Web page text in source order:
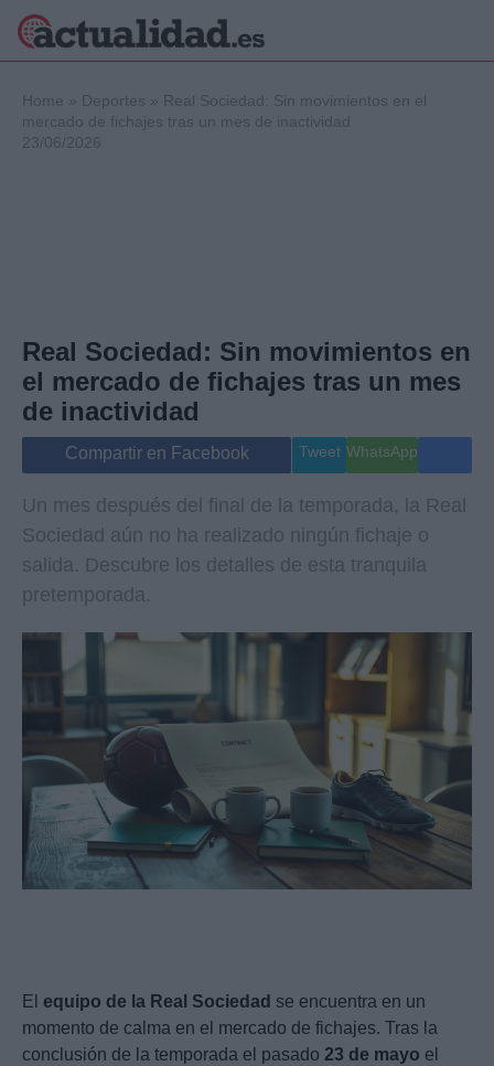
Internacional
Viajes
Gente
Musica
Home » Deportes » Real Sociedad: Sin movimientos en el
mercado de fichajes tras un mes de inactividad
23/06/2026
Real Sociedad: Sin movimientos en
el mercado de fichajes tras un mes
de inactividad
Compartir en Facebook Tweet WhatsApp
Un mes después del final de la temporada, la Real
Sociedad aún no ha realizado ningún fichaje o
salida. Descubre los detalles de esta tranquila
pretemporada.
El equipo de la Real Sociedad se encuentra en un
momento de calma en el mercado de fichajes. Tras la
conclusión de la temporada el pasado 23 de mayo el